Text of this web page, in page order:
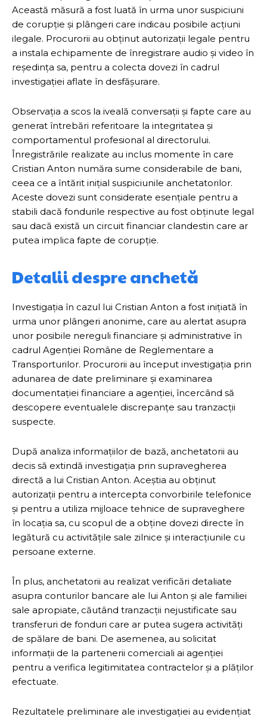
Această măsură a fost luată în urma unor suspiciuni
de corupție și plângeri care indicau posibile acțiuni
ilegale. Procurorii au obținut autorizații legale pentru
a instala echipamente de înregistrare audio și video în
reședința sa, pentru a colecta dovezi în cadrul
investigației aflate în desfășurare.
Observația a scos la iveală conversații și fapte care au
generat întrebări referitoare la integritatea și
comportamentul profesional al directorului.
Înregistrările realizate au inclus momente în care
Cristian Anton număra sume considerabile de bani,
ceea ce a întărit inițial suspiciunile anchetatorilor.
Aceste dovezi sunt considerate esențiale pentru a
stabili dacă fondurile respective au fost obținute legal
sau dacă există un circuit financiar clandestin care ar
putea implica fapte de corupție.
Detalii despre anchetă
Investigația în cazul lui Cristian Anton a fost inițiată în
urma unor plângeri anonime, care au alertat asupra
unor posibile nereguli financiare și administrative în
cadrul Agenției Române de Reglementare a
Transporturilor. Procurorii au început investigația prin
adunarea de date preliminare și examinarea
documentației financiare a agenției, încercând să
descopere eventualele discrepanțe sau tranzacții
suspecte.
După analiza informațiilor de bază, anchetatorii au
decis să extindă investigația prin supravegherea
directă a lui Cristian Anton. Aceștia au obținut
autorizații pentru a intercepta convorbirile telefonice
și pentru a utiliza mijloace tehnice de supraveghere
în locația sa, cu scopul de a obține dovezi directe în
legătură cu activitățile sale zilnice și interacțiunile cu
persoane externe.
În plus, anchetatorii au realizat verificări detaliate
asupra conturilor bancare ale lui Anton și ale familiei
sale apropiate, căutând tranzacții nejustificate sau
transferuri de fonduri care ar putea sugera activități
de spălare de bani. De asemenea, au solicitat
informații de la partenerii comerciali ai agenției
pentru a verifica legitimitatea contractelor și a plăților
efectuate.
Rezultatele preliminare ale investigației au evidențiat